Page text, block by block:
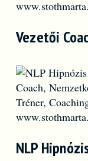
Vezetői
NLP